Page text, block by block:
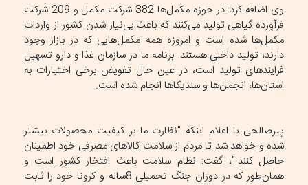
وی اضافه کرد: در حوزه مکمل‌ها 382 شرکت مکمل و 209 شرکت
فرآورده گیاهی تولید می‌کنند که باعث بی‌نیاز شدن کشور از واردات
مکمل‌ها شده است و امروزه همه مکمل‌هایی که در بازار وجود
دارند، تولید داخلی هستند. برنامه ما در سازمان غذا و دارو تسهیل
فرایندهای تولید است، در عین حال تفویض برخی اختیارات به
استان‌ها، انجمن‌ها و سندیکاها انجام شده است.
پیرصالحی با اعلام اینکه "نظارت ما بر کیفیت محصولات بیشتر
شده و خواهد شد تا مردم از سلامت کالاهای مصرفی خود اطمینان
حاصل کنند."، گفت: نظام سلامت باعث افتخار کشور است و
همان‌طور که در دوران جنگ تحمیلی 8ساله و کرونا خود را ثابت